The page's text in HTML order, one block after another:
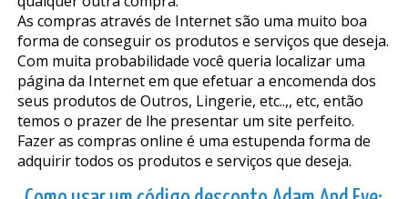
As compras através de Internet são uma muito boa
forma de conseguir os produtos e serviços que deseja.
Com muita probabilidade você queria localizar uma
página da Internet em que efetuar a encomenda dos
seus produtos de Outros, Lingerie, etc..,, etc, então
temos o prazer de lhe presentar um site perfeito.
Fazer as compras online é uma estupenda forma de
adquirir todos os produtos e serviços que deseja.